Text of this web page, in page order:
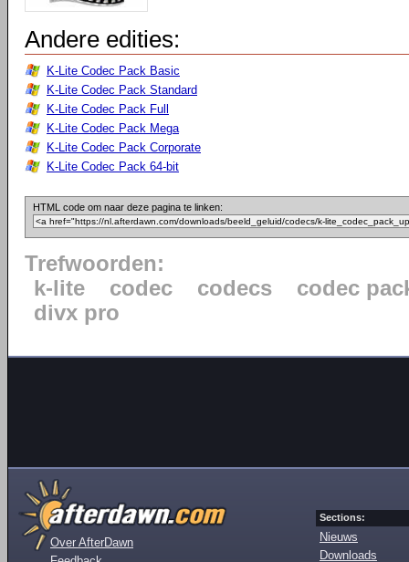
Andere edities:
K-Lite Codec Pack Basic
K-Lite Codec Pack Standard
K-Lite Codec Pack Full
K-Lite Codec Pack Mega
K-Lite Codec Pack Corporate
K-Lite Codec Pack 64-bit
HTML code om naar deze pagina te linken:
Trefwoorden:
k-lite
codec codecs
codec
divx pro
Over AfterDawn
Sections:
Nieuws
Downloads